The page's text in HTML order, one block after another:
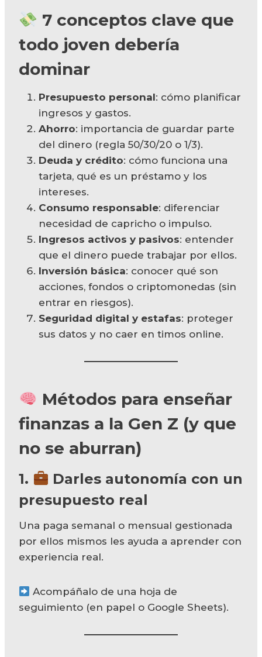
7 conceptos clave que
todo joven debería
dominar
Presupuesto personal: cómo planificar
ingresos y gastos.
Ahorro: importancia de guardar parte
del dinero (regla 50/30/20 o 1/3).
Deuda y crédito: cómo funciona una
tarjeta, qué es un préstamo y los
intereses.
Consumo responsable: diferenciar
necesidad de capricho o impulso.
Ingresos activos y pasivos: entender
que el dinero puede trabajar por ellos.
Inversión básica: conocer qué son
acciones, fondos o criptomonedas (sin
entrar en riesgos).
Seguridad digital y estafas: proteger
sus datos y no caer en timos online.
Métodos para enseñar
finanzas a la Gen Z (y que
no se aburran)
1.
Darles autonomía con un
presupuesto real
Una paga semanal o mensual gestionada
por ellos mismos les ayuda a aprender con
experiencia real.
Acompáñalo de una hoja de
seguimiento (en papel o Google Sheets).